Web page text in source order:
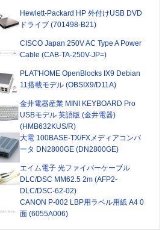
Hewlett-Packard HP 外付けUSB DVD
ドライブ (701498-B21)
CISCO Japan 250V AC Type A Power
Cable (CAB-TA-250V-JP=)
PLAT'HOME OpenBlocks IX9 Debian
11搭載モデル (OBSIX9/D11A)
金井電器産業 MINI KEYBOARD Pro
USBモデル 英語版 (金井電器)
(HMB632KUS/R)
大電 100BASE-TX/FXメディアコンバ
ータ DN2800GE (DN2800GE)
エイム電子 光ファイバーケーブル
DLC/DSC MM62.5 2m (AFP2-
DLC/DSC-62-02)
CANON P-002 LBP用ラベル用紙 A4 0
面 (6055A006)